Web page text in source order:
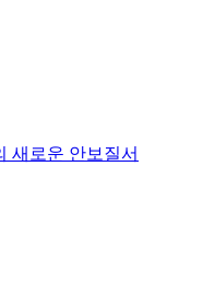
새로운 안보질서